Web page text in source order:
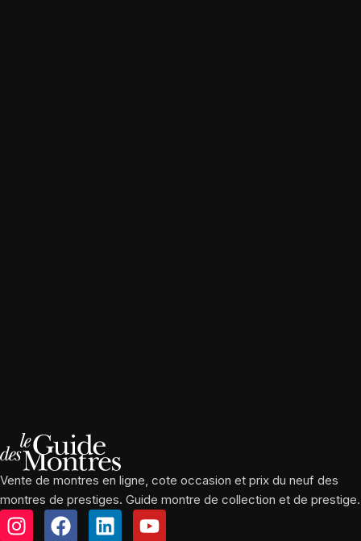
Vente de montres en ligne, cote occasion et prix du neuf des
montres de prestiges. Guide montre de collection et de prestige.